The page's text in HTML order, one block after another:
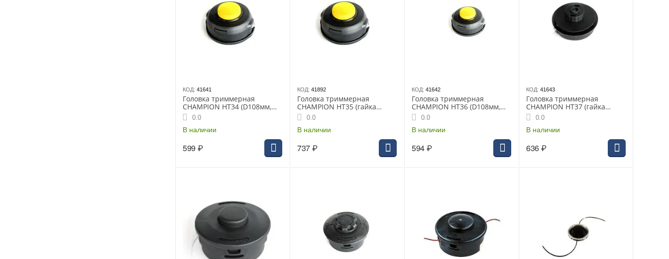
КОД: 41641
Головка триммерная
CHAMPION HT34 (D108мм,
корд 2.0-2.7мм, гайка
М8*1.25правая), Т261/262 и
др
0.0
В наличии
599 ₽
КОД: 41892
Головка триммерная
CHAMPION HT35 (гайка
М10*1.25левая), Т233-
517,EA1004,1200
0.0
В наличии
737₽
КОД: 41642
Головка триммерная
CHAMPION HT36 (D108мм,
корд 2.0-2.7мм, гайка
М10*1.25левая), Т233-
517,EA1004,1200
0.0
В наличии
594₽
КОД: 41643
Головка триммерная
CHAMPION HT37 (гайка
М10*1.25 левая)
Повышенная прочность
Т233-Т517, ET1004A, ET1
0.0
В наличии
636₽